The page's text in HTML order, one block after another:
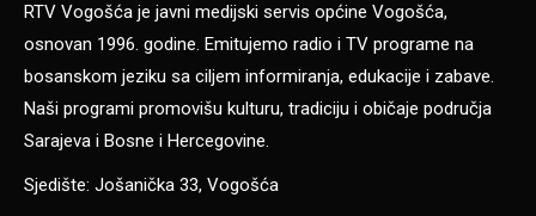
RTV Vogošća je javni medijski servis općine Vogošća,
osnovan 1996. godine. Emitujemo radio i TV programe na
bosanskom jeziku sa ciljem informiranja, edukacije i zabave.
Naši programi promovišu kulturu, tradiciju i običaje područja
Sarajeva i Bosne i Hercegovine.
Sjedište: Jošanička 33, Vogošća